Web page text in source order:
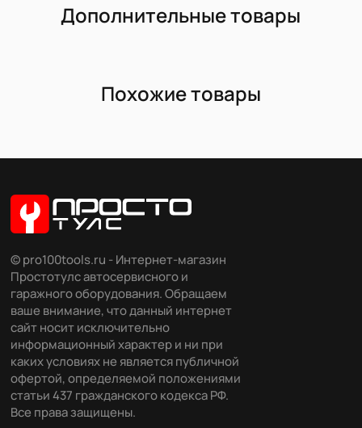
Дополнительные товары
Похожие товары
© pro100tools.ru - Интернет-магазин
Простотулс автосервисного и
гаражного оборудования. Обращаем
ваше внимание, что данный интернет
сайт носит исключительно
информационный характер и ни при
каких условиях не является публичной
офертой, определяемой положениями
статьи 437 гражданского кодекса РФ.
Все права защищены.